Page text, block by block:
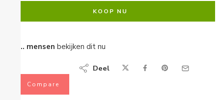
KOOP NU
... mensen bekijken dit nu
Compare
Deel